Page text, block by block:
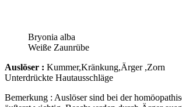
Bryonia alba
Weiße Zaunrübe
Auslöser : Kummer,Kränkung,Ärger ,Zorn
Unterdrückte Hautausschläge
Bemerkung : Auslöser sind bei der